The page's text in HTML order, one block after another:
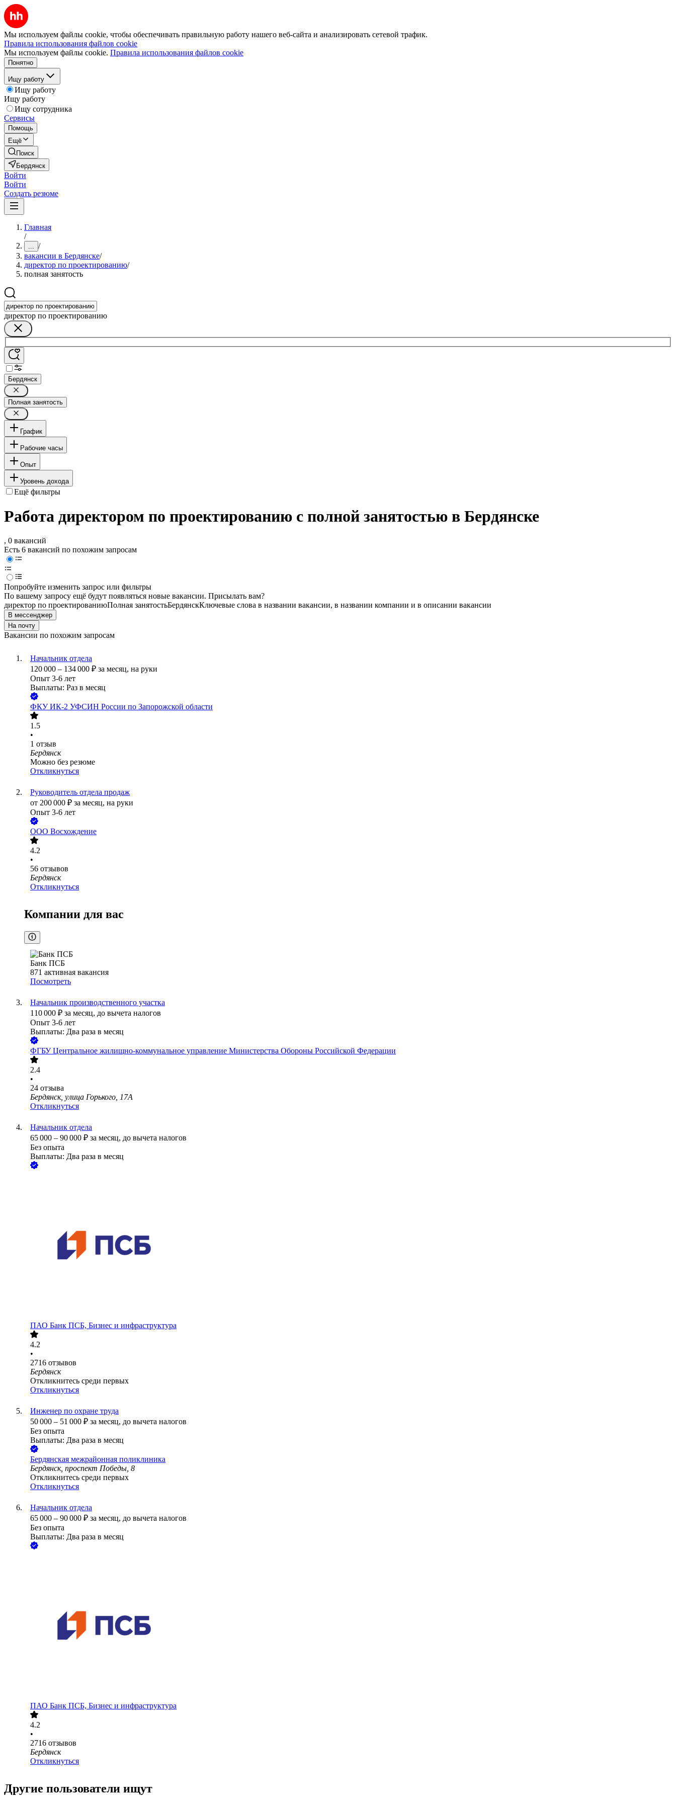
Мы используем файлы cookie, чтобы обеспечивать правильную работу нашего веб-сайта и анализировать сетевой трафик.
Правила использования файлов cookie
Мы используем файлы cookie. Правила использования файлов cookie
Понятно
Ищу работу
Ищу работу
Ищу работу
Ищу сотрудника
Сервисы
Помощь
Ещё
Поиск
Бердянск
Войти
Войти
Создать резюме
Главная
/
... /
вакансии в Бердянске/
директор по проектированию/
полная занятость
директор по проектированию
Бердянск
Полная занятость
График
Рабочие часы
Опыт
Уровень дохода
Ещё фильтры
Работа директором по проектированию с полной занятостью в Бердянске
, 0 вакансий
Есть 6 вакансий по похожим запросам
Попробуйте изменить запрос или фильтры
По вашему запросу ещё будут появляться новые вакансии. Присылать вам?
директор по проектированиюПолная занятостьБердянскКлючевые слова в названии вакансии, в названии компании и в описании вакансии
В мессенджер
На почту
Вакансии по похожим запросам
Начальник отдела
120 000 – 134 000 ₽ за месяц, на руки
Опыт 3-6 лет
Выплаты: Раз в месяц
ФКУ ИК-2 УФСИН России по Запорожской области
1.5
•
1 отзыв
Бердянск
Можно без резюме
Откликнуться
Руководитель отдела продаж
от 200 000 ₽ за месяц, на руки
Опыт 3-6 лет
ООО Восхождение
4.2
•
56 отзывов
Бердянск
Откликнуться
Компании для вас
Банк ПСБ
871 активная вакансия
Посмотреть
Начальник производственного участка
110 000 ₽ за месяц, до вычета налогов
Опыт 3-6 лет
Выплаты: Два раза в месяц
ФГБУ Центральное жилищно-коммунальное управление Министерства Обороны Российской Федерации
2.4
•
24 отзыва
Бердянск, улица Горького, 17А
Откликнуться
Начальник отдела
65 000 – 90 000 ₽ за месяц, до вычета налогов
Без опыта
Выплаты: Два раза в месяц
ПАО Банк ПСБ, Бизнес и инфраструктура
4.2
•
2716 отзывов
Бердянск
Откликнитесь среди первых
Откликнуться
Инженер по охране труда
50 000 – 51 000 ₽ за месяц, до вычета налогов
Без опыта
Выплаты: Два раза в месяц
Бердянская межрайонная поликлиника
Бердянск, проспект Победы, 8
Откликнитесь среди первых
Откликнуться
Начальник отдела
65 000 – 90 000 ₽ за месяц, до вычета налогов
Без опыта
Выплаты: Два раза в месяц
ПАО Банк ПСБ, Бизнес и инфраструктура
4.2
•
2716 отзывов
Бердянск
Откликнуться
Другие пользователи ищут